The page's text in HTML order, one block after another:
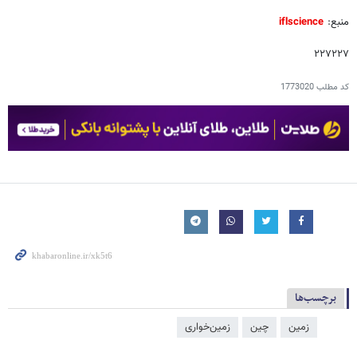
منبع: iflscience
۲۲۷۲۲۷
کد مطلب1773020
برچسب‌ها
زمین چین زمین‌خواری